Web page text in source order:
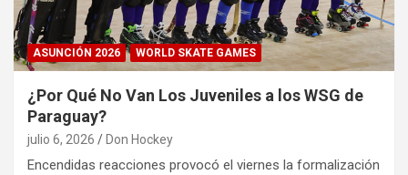
ASUNCIÓN 2026 WORLD SKATE GAMES
¿Por Qué No Van Los Juveniles a los WSG de
Paraguay?
julio 6, 2026 Don Hockey
Encendidas reacciones provocó el viernes la formalización